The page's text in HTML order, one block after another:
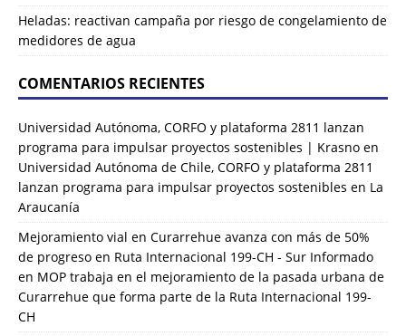
Heladas: reactivan campaña por riesgo de congelamiento de
medidores de agua
COMENTARIOS RECIENTES
Universidad Autónoma, CORFO y plataforma 2811 lanzan
programa para impulsar proyectos sostenibles | Krasno en
Universidad Autónoma de Chile, CORFO y plataforma 2811
lanzan programa para impulsar proyectos sostenibles en La
Araucanía
Mejoramiento vial en Curarrehue avanza con más de 50%
de progreso en Ruta Internacional 199-CH - Sur Informado
en MOP trabaja en el mejoramiento de la pasada urbana de
Curarrehue que forma parte de la Ruta Internacional 199-
CH